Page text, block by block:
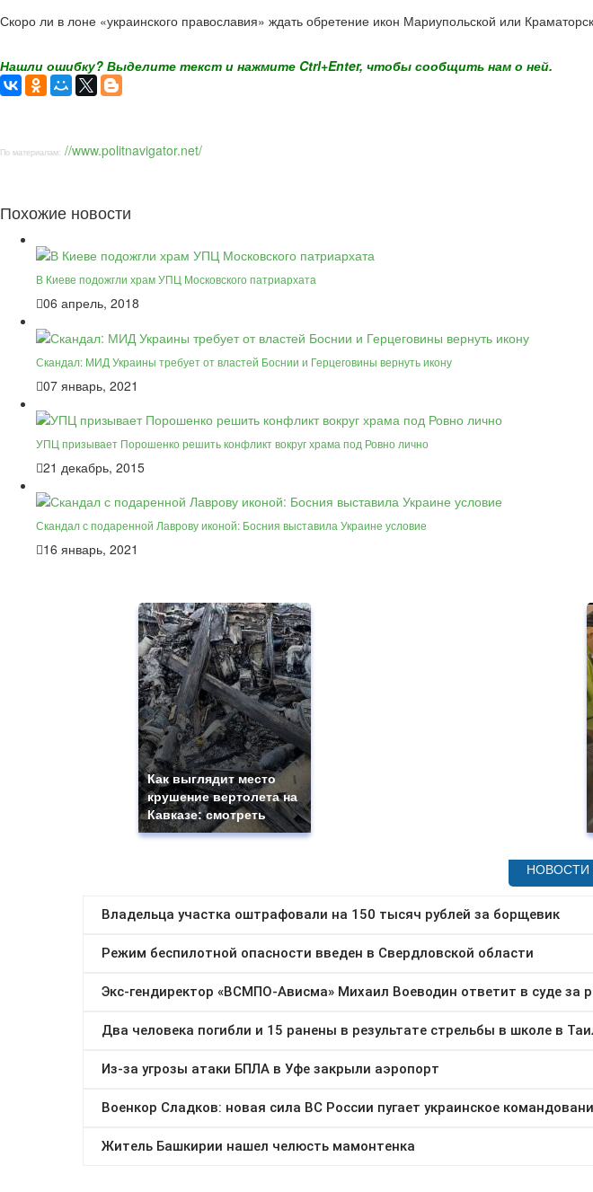
Скоро ли в лоне «украинского православия» ждать обретение икон Мариупольской или
Нашли ошибку? Выделите текст и нажмите Ctrl+Enter, чтобы сообщить нам о ней.
По материалам: //www.politnavigator.net/
Похожие новости
В Киеве подожгли храм УПЦ Московского патриархата
06 апрель, 2018
Скандал: МИД Украины требует от властей Боснии и Герцеговины вернуть икону
07 январь, 2021
УПЦ призывает Порошенко решить конфликт вокруг храма под Ровно лично
21 декабрь, 2015
Скандал с подаренной Лаврову иконой: Босния выставила Украине условие
16 январь, 2021
Как выглядит место
крушение вертолета на
Кавказе: смотреть